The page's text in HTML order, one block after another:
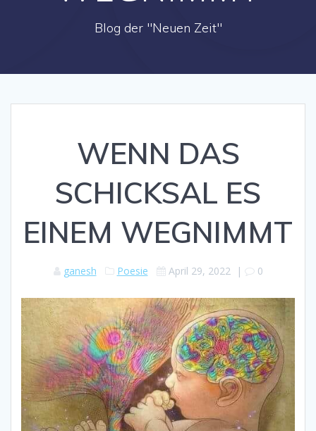
Blog der "Neuen Zeit"
WENN DAS
SCHICKSAL ES
EINEM WEGNIMMT
ganesh Poesie April 29, 2022 | 0